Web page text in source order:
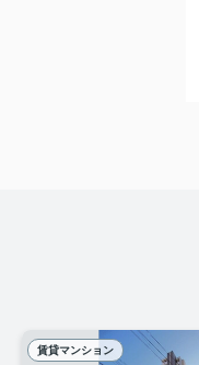
賃貸マンション